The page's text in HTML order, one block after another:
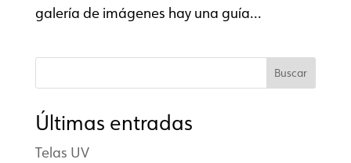
galería de imágenes hay una guía...
Buscar
Últimas entradas
Telas UV